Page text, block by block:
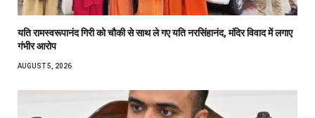
यति रामस्वरूपानंद गिरी को चौकी से साथ ले गए यति नरसिंहानंद, मंदिर विवाद में लगाए
गंभीर आरोप
AUGUST 5, 2026